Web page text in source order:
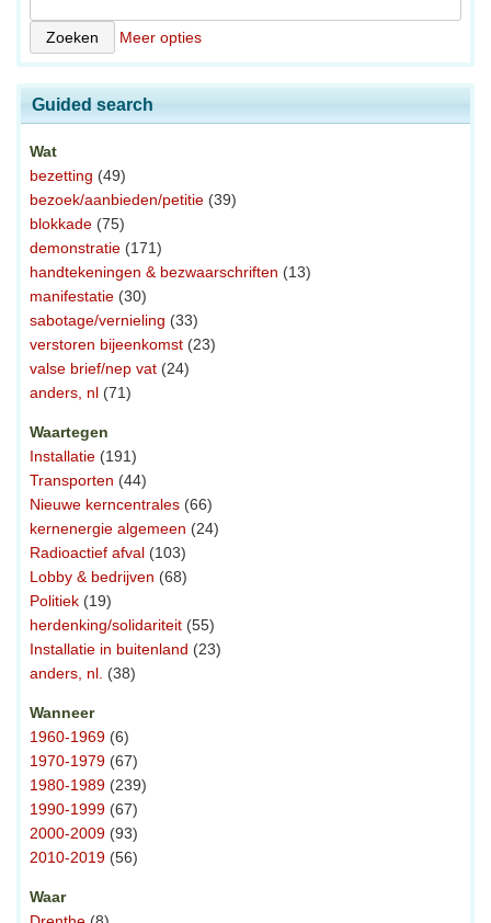
Meer opties
Guided search
Wat
bezetting (49)
bezoek/aanbieden/petitie (39)
blokkade (75)
demonstratie (171)
handtekeningen & bezwaarschriften (13)
manifestatie (30)
sabotage/vernieling (33)
verstoren bijeenkomst (23)
valse brief/nep vat (24)
anders, nl (71)
Waartegen
Installatie (191)
Transporten (44)
Nieuwe kerncentrales (66)
kernenergie algemeen (24)
Radioactief afval (103)
Lobby & bedrijven (68)
Politiek (19)
herdenking/solidariteit (55)
Installatie in buitenland (23)
anders, nl. (38)
Wanneer
1960-1969 (6)
1970-1979 (67)
1980-1989 (239)
1990-1999 (67)
2000-2009 (93)
2010-2019 (56)
Waar